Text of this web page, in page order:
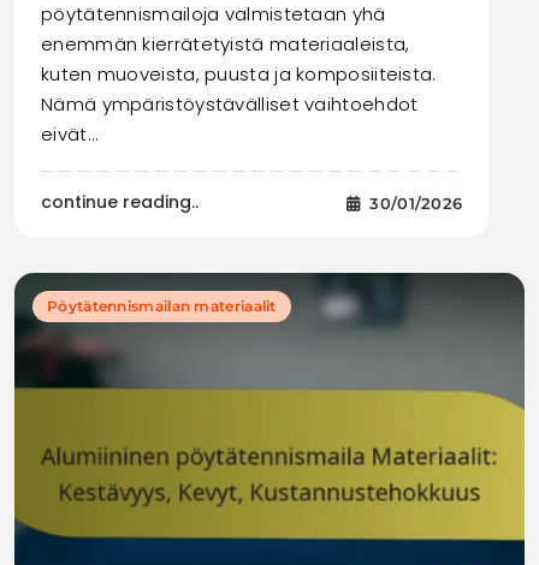
pöytätennismailoja valmistetaan yhä
enemmän kierrätetyistä materiaaleista,
kuten muoveista, puusta ja komposiiteista.
Nämä ympäristöystävälliset vaihtoehdot
eivät…
continue reading.. 30/01/2026
Pöytätennismailan materiaalit